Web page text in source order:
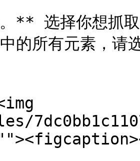
选择你想抓取
的所有元素，